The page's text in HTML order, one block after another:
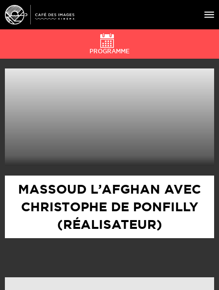
À L’AFFICHE
PROGRAMME
MASSOUD L’AFGHAN AVEC
CHRISTOPHE DE PONFILLY
(RÉALISATEUR)